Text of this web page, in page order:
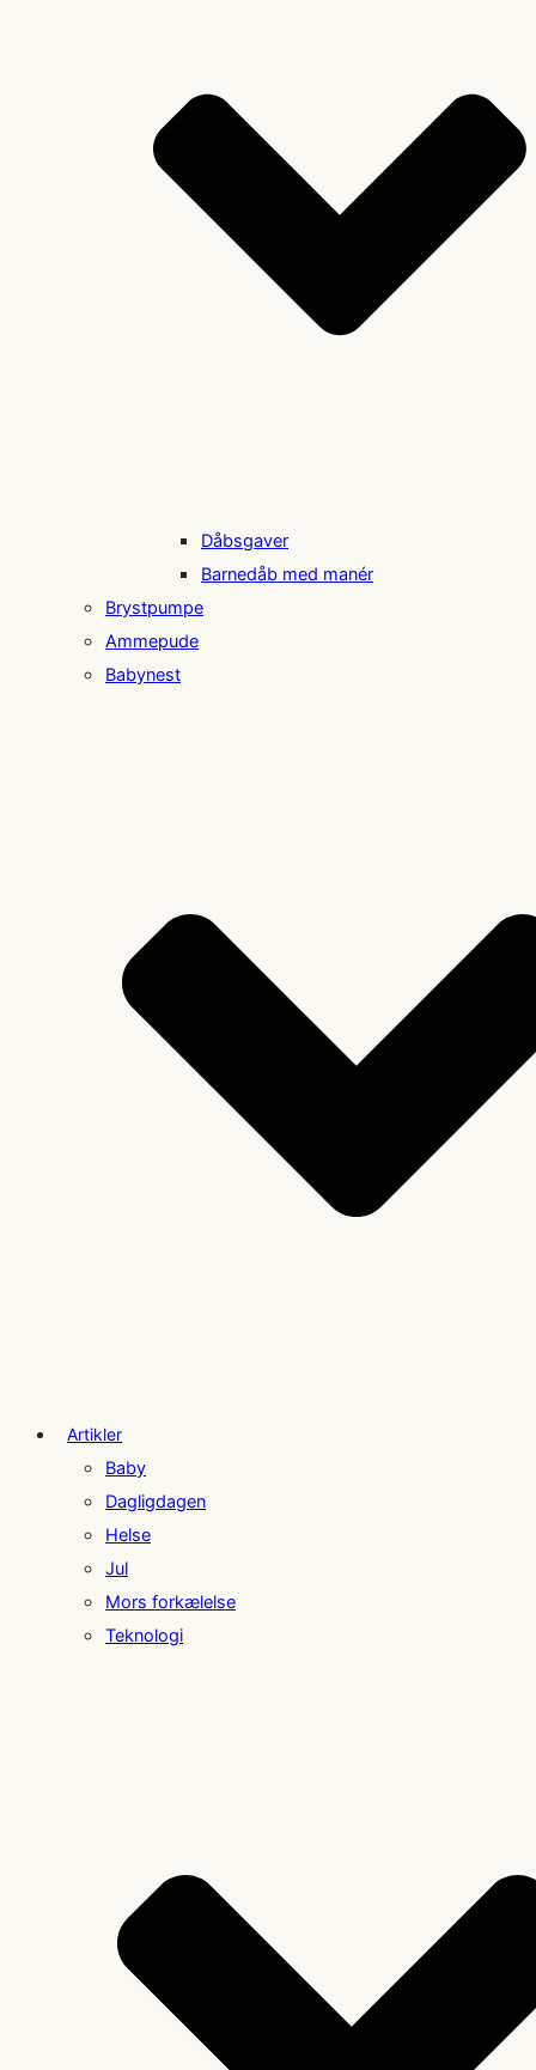
Dåbsgaver
Barnedåb med manér
Brystpumpe
Ammepude
Babynest
Artikler
Baby
Dagligdagen
Helse
Jul
Mors forkælelse
Teknologi